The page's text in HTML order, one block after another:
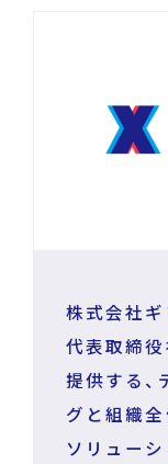
マー
株式会社ギ
代表取締役
提供する
グと組織
ソリューシ